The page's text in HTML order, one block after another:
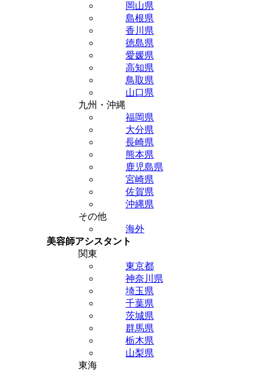
岡山県
島根県
香川県
徳島県
愛媛県
高知県
鳥取県
山口県
九州・沖縄
福岡県
大分県
長崎県
熊本県
鹿児島県
宮崎県
佐賀県
沖縄県
その他
海外
美容師アシスタント
関東
東京都
神奈川県
埼玉県
千葉県
茨城県
群馬県
栃木県
山梨県
東海